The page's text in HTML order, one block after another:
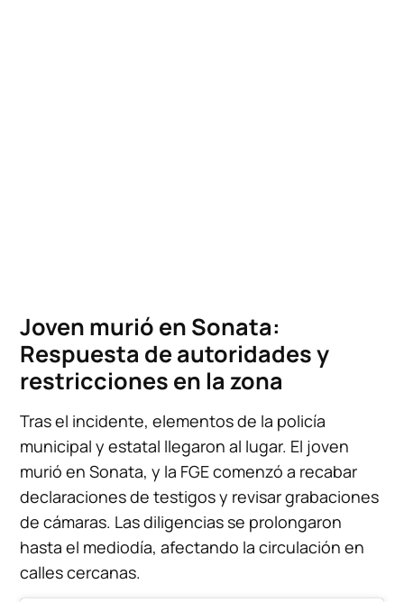
Joven murió en Sonata:
Respuesta de autoridades y
restricciones en la zona
Tras el incidente, elementos de la policía
municipal y estatal llegaron al lugar. El joven
murió en Sonata, y la FGE comenzó a recabar
declaraciones de testigos y revisar grabaciones
de cámaras. Las diligencias se prolongaron
hasta el mediodía, afectando la circulación en
calles cercanas.